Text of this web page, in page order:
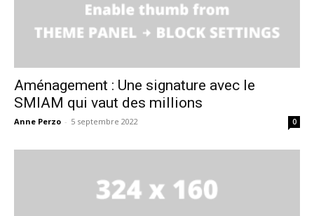
Aménagement : Une signature avec le
SMIAM qui vaut des millions
Anne Perzo - 5 septembre 2022 0